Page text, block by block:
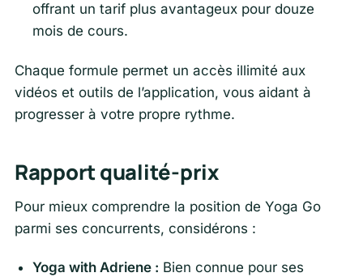
offrant un tarif plus avantageux pour douze
mois de cours.
Chaque formule permet un accès illimité aux
vidéos et outils de l’application, vous aidant à
progresser à votre propre rythme.
Rapport qualité-prix
Pour mieux comprendre la position de Yoga Go
parmi ses concurrents, considérons :
Yoga with Adriene : Bien connue pour ses